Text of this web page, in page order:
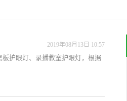
2019年08月13日 10:57
护眼灯、录播教室护眼灯，根据